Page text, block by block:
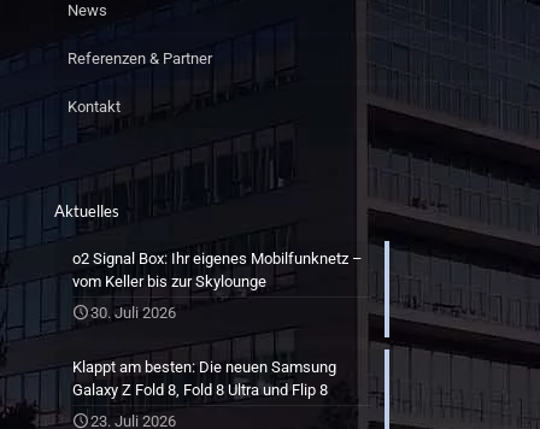
News
Referenzen & Partner
Kontakt
Aktuelles
o2 Signal Box: Ihr eigenes Mobilfunknetz –
vom Keller bis zur Skylounge
30. Juli 2026
Klappt am besten: Die neuen Samsung
Galaxy Z Fold 8, Fold 8 Ultra und Flip 8
23. Juli 2026